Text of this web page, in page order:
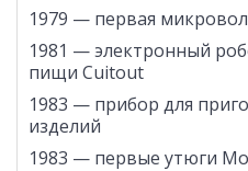
1979 — первая
1981 — электронный
пищи Cuitout
1983 — прибор для
изделий
1983 — первые утюги